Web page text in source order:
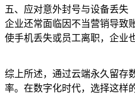
五、应对意外封号与设备丢失
企业还常面临因不当营销导致
使手机丢失或员工离职，企业
综上所述，通过云端永久留存
率。在数字化时代，选择这样